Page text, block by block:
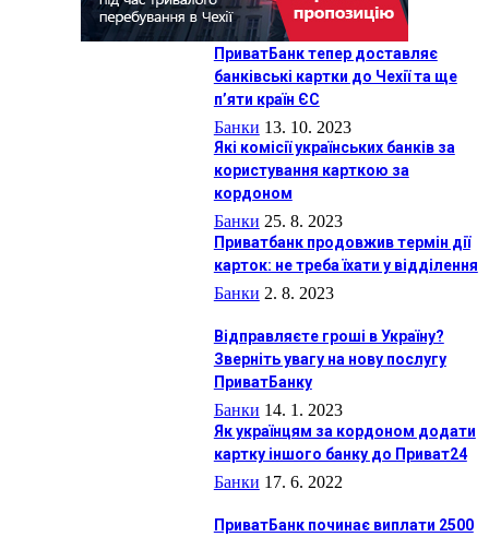
ПриватБанк тепер доставляє
банківські картки до Чехії та ще
п’яти країн ЄС
Банки 13. 10. 2023
Які комісії українських банків за
користування карткою за
кордоном
Банки 25. 8. 2023
Приватбанк продовжив термін дії
карток: не треба їхати у відділення
Банки 2. 8. 2023
Відправляєте гроші в Україну?
Зверніть увагу на нову послугу
ПриватБанку
Банки 14. 1. 2023
Як українцям за кордоном додати
картку іншого банку до Приват24
Банки 17. 6. 2022
ПриватБанк починає виплати 2500